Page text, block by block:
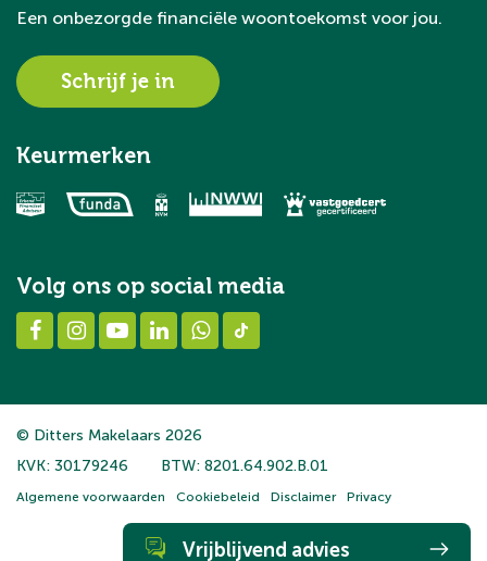
Een onbezorgde financiële woontoekomst voor jou.
Schrijf je in
Keurmerken
Volg ons op social media
Vrijblijvend advies
© Ditters Makelaars 2026
KVK: 30179246
BTW: 8201.64.902.B.01
Algemene voorwaarden Cookiebeleid Disclaimer Privacy